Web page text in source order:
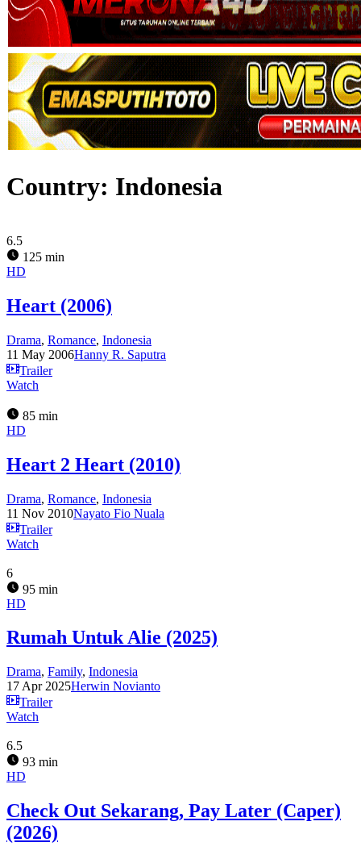
Country: Indonesia
6.5
125 min
HD
Heart (2006)
Drama, Romance, Indonesia
11 May 2006Hanny R. Saputra
Trailer
Watch
85 min
HD
Heart 2 Heart (2010)
Drama, Romance, Indonesia
11 Nov 2010Nayato Fio Nuala
Trailer
Watch
6
95 min
HD
Rumah Untuk Alie (2025)
Drama, Family, Indonesia
17 Apr 2025Herwin Novianto
Trailer
Watch
6.5
93 min
HD
Check Out Sekarang, Pay Later (Caper)
(2026)